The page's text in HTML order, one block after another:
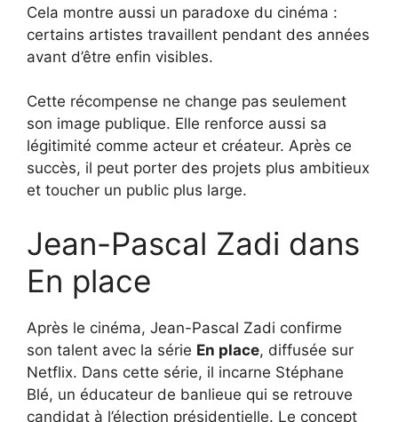
Cela montre aussi un paradoxe du cinéma :
certains artistes travaillent pendant des années
avant d’être enfin visibles.
Cette récompense ne change pas seulement
son image publique. Elle renforce aussi sa
légitimité comme acteur et créateur. Après ce
succès, il peut porter des projets plus ambitieux
et toucher un public plus large.
Jean-Pascal Zadi dans
En place
Après le cinéma, Jean-Pascal Zadi confirme
son talent avec la série En place, diffusée sur
Netflix. Dans cette série, il incarne Stéphane
Blé, un éducateur de banlieue qui se retrouve
candidat à l’élection présidentielle. Le concept